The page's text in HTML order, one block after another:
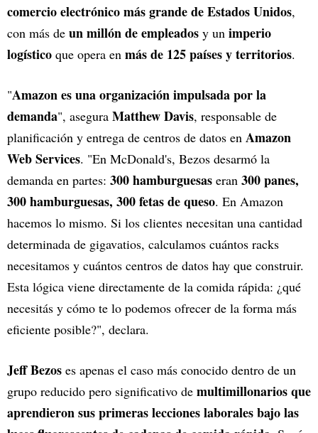
comercio electrónico más grande de Estados Unidos,
con más de un millón de empleados y un imperio
logístico que opera en más de 125 países y territorios.
"Amazon es una organización impulsada por la
demanda", asegura Matthew Davis, responsable de
planificación y entrega de centros de datos en Amazon
Web Services. "En McDonald's, Bezos desarmó la
demanda en partes: 300 hamburguesas eran 300 panes,
300 hamburguesas, 300 fetas de queso. En Amazon
hacemos lo mismo. Si los clientes necesitan una cantidad
determinada de gigavatios, calculamos cuántos racks
necesitamos y cuántos centros de datos hay que construir.
Esta lógica viene directamente de la comida rápida: ¿qué
necesitás y cómo te lo podemos ofrecer de la forma más
eficiente posible?", declara.
Jeff Bezos es apenas el caso más conocido dentro de un
grupo reducido pero significativo de multimillonarios que
aprendieron sus primeras lecciones laborales bajo las